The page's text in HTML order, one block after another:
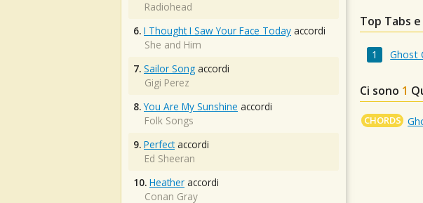
Top Tabs
Ghost
Ci sono 1
CHORDS
Radiohead
6. I Thought I Saw Your Face Today accordi
She and Him
7. Sailor Song accordi
Gigi Perez
8. You Are My Sunshine accordi
Folk Songs
9. Perfectaccordi
Ed Sheeran
10. Heather accordi
Conan Gray